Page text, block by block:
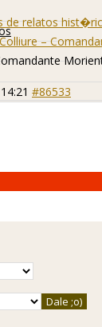
de relatos
Colliure –
#86533